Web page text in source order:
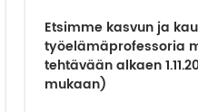
Etsimme kasvun ja
työelämäprofessoria
tehtävään alkaen
mukaan)